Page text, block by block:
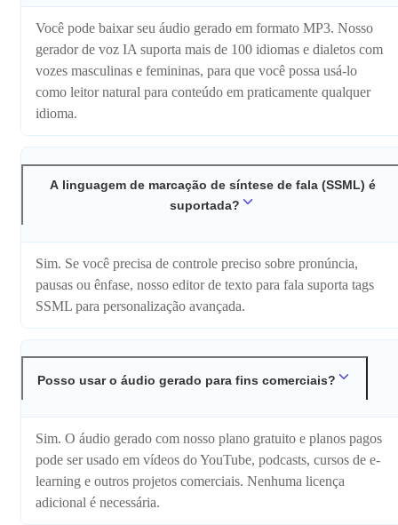
Você pode baixar seu áudio gerado em formato MP3. Nosso
gerador de voz IA suporta mais de 100 idiomas e dialetos com
vozes masculinas e femininas, para que você possa usá-lo
como leitor natural para conteúdo em praticamente qualquer
idioma.
A linguagem de marcação de síntese de fala (SSML) é
suportada?
Sim. Se você precisa de controle preciso sobre pronúncia,
pausas ou ênfase, nosso editor de texto para fala suporta tags
SSML para personalização avançada.
Posso usar o áudio gerado para fins comerciais?
Sim. O áudio gerado com nosso plano gratuito e planos pagos
pode ser usado em vídeos do YouTube, podcasts, cursos de e-
learning e outros projetos comerciais. Nenhuma licença
adicional é necessária.